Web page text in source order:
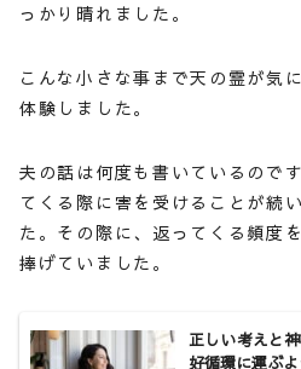
っかり晴れました。
こんな小さな事まで天の霊が気
体験しました。
夫の話は何度も書いているので
てくる際に害を受けることが続
た。その際に、返ってくる頻度
捧げていました。
正しい考えと
好循環に運ぶよ